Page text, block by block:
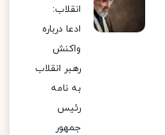
انقلاب:
ادعا درباره
واکنش
رهبر انقلاب
به نامه
رئیس
جمهور